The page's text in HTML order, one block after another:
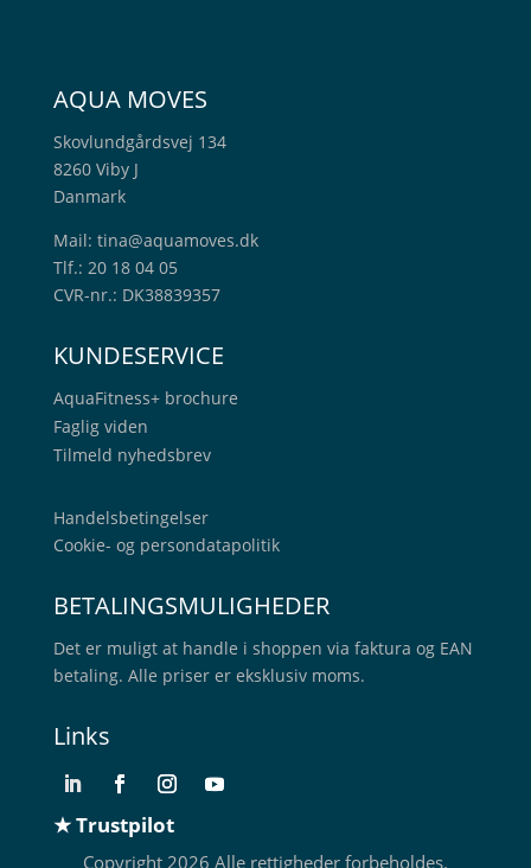
AQUA MOVES
Skovlundgårdsvej 134
8260 Viby J
Danmark
Mail: tina@aquamoves.dk
Tlf.: 20 18 04 05
CVR-nr.: DK38839357
KUNDESERVICE
AquaFitness+ brochure
Faglig viden
Tilmeld nyhedsbrev
Handelsbetingelser
Cookie- og persondatapolitik
BETALINGSMULIGHEDER
Det er muligt at handle i shoppen via faktura og EAN
betaling. Alle priser er eksklusiv moms.
Links
★ Trustpilot
Copyright 2026 Alle rettigheder forbeholdes.